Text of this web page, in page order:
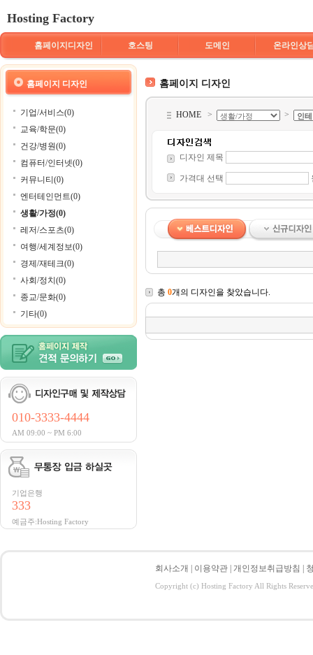
Hosting Factory
홈페이지디자인 호스팅 도메인 온라인상
홈페이지 디자인
기업/서비스(0)
교육/학문(0)
건강/병원(0)
컴퓨터/인터넷(0)
커뮤니티(0)
엔터테인먼트(0)
생활/가정(0)
레저/스포츠(0)
여행/세계정보(0)
경제/재테크(0)
사회/정치(0)
종교/문화(0)
기타(0)
010-3333-4444
AM 09:00 ~ PM 6:00
기업은행
333
예금주:Hosting Factory
홈페이지 디자인
HOME > >
디자인 제목
가격대 선택
총 0개의 디자인을 찾았습니다.
회사소개 이용약관 개인정보취급방침
Copyright (c) Hosting Factory All Rights